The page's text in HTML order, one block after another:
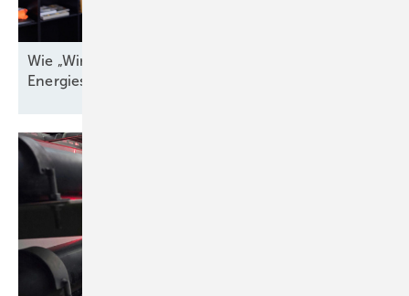
Wie „Windenergieland Eins“ sich aufs Staatsziel
Energiesicherheit einstellen